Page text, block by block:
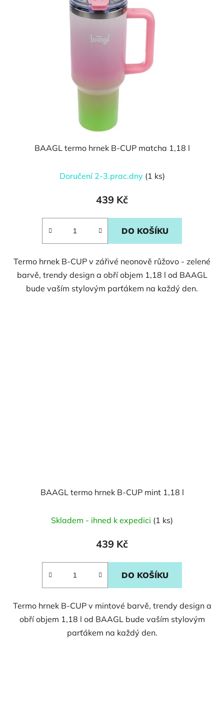
BAAGL termo hrnek B-CUP matcha 1,18 l
Doručení 2-3.prac.dny (1 ks)
439 Kč
DO KOŠÍKU
Termo hrnek B-CUP v zářivé neonově růžovo - zelené
barvě, trendy design a obří objem 1,18 l od BAAGL
bude vaším stylovým parťákem na každý den.
BAAGL termo hrnek B-CUP mint 1,18 l
Skladem - ihned k expedici (1 ks)
439 Kč
DO KOŠÍKU
Termo hrnek B-CUP v mintové barvě, trendy design a
obří objem 1,18 l od BAAGL bude vaším stylovým
parťákem na každý den.